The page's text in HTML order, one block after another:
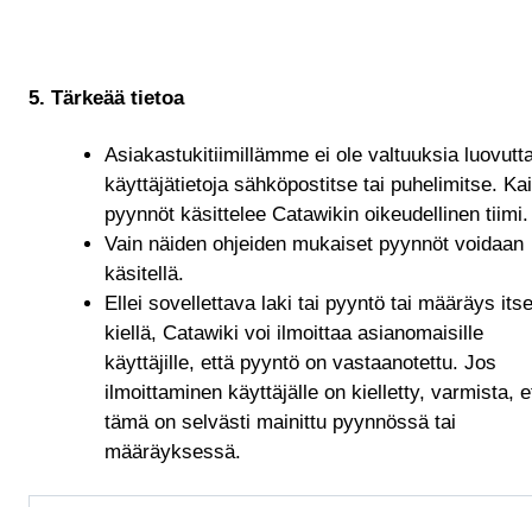
5. Tärkeää tietoa
Asiakastukitiimillämme ei ole valtuuksia
käyttäjätietoja sähköpostitse tai puhelimitse.
pyynnöt käsittelee Catawikin oikeudellinen tiimi.
Vain näiden ohjeiden mukaiset pyynnöt voidaan
käsitellä.
Ellei sovellettava laki tai pyyntö tai määräys itse
kiellä, Catawiki voi ilmoittaa asianomaisille
käyttäjille, että pyyntö on vastaanotettu. Jos
ilmoittaminen käyttäjälle on kielletty, varmista,
tämä on selvästi mainittu pyynnössä tai
määräyksessä.